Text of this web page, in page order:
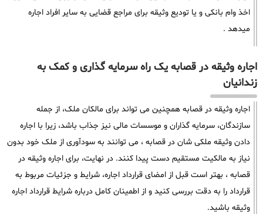
اخذ وام بانکی و یا تودیع وثیقه برای مراجع قضایی به سایر افراد اجاره
میدهد .
اجاره وثیقه در قصابه یک راه سرمایه گذاری و کمک به
زندانیان
اجاره وثیقه در قصابه همچنین می تواند برای مالکان ملک، از جمله
سازندگان، سرمایه گذاران و موسسات مالی نیز جذاب باشد، زیرا با اجاره
دادن وثیقه ملکی شان در قصابه ، می توانند به سودآوری از ملک خود بدون
نیاز به مالکیت مستقیم دست پیدا کنند. در نهایت، برای اجاره وثیقه در
قصابه ، بهتر است قبل از امضای قرارداد اجاره، شرایط و جزئیات مربوط به
قرارداد را به دقت بررسی کنید و از اطمینان کامل درباره شرایط قرارداد اجاره
وثیقه باشید.